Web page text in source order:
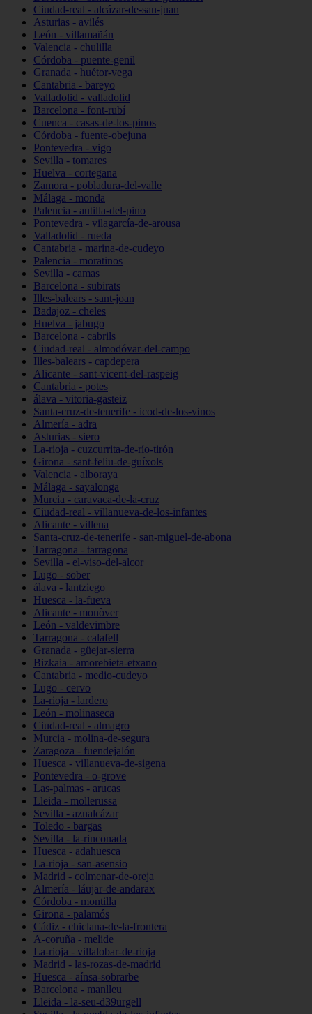
Ciudad-real - alcázar-de-san-juan
Asturias - avilés
León - villamañán
Valencia - chulilla
Córdoba - puente-genil
Granada - huétor-vega
Cantabria - bareyo
Valladolid - valladolid
Barcelona - font-rubí
Cuenca - casas-de-los-pinos
Córdoba - fuente-obejuna
Pontevedra - vigo
Sevilla - tomares
Huelva - cortegana
Zamora - pobladura-del-valle
Málaga - monda
Palencia - autilla-del-pino
Pontevedra - vilagarcía-de-arousa
Valladolid - rueda
Cantabria - marina-de-cudeyo
Palencia - moratinos
Sevilla - camas
Barcelona - subirats
Illes-balears - sant-joan
Badajoz - cheles
Huelva - jabugo
Barcelona - cabrils
Ciudad-real - almodóvar-del-campo
Illes-balears - capdepera
Alicante - sant-vicent-del-raspeig
Cantabria - potes
álava - vitoria-gasteiz
Santa-cruz-de-tenerife - icod-de-los-vinos
Almería - adra
Asturias - siero
La-rioja - cuzcurrita-de-río-tirón
Girona - sant-feliu-de-guíxols
Valencia - alboraya
Málaga - sayalonga
Murcia - caravaca-de-la-cruz
Ciudad-real - villanueva-de-los-infantes
Alicante - villena
Santa-cruz-de-tenerife - san-miguel-de-abona
Tarragona - tarragona
Sevilla - el-viso-del-alcor
Lugo - sober
álava - lantziego
Huesca - la-fueva
Alicante - monòver
León - valdevimbre
Tarragona - calafell
Granada - güejar-sierra
Bizkaia - amorebieta-etxano
Cantabria - medio-cudeyo
Lugo - cervo
La-rioja - lardero
León - molinaseca
Ciudad-real - almagro
Murcia - molina-de-segura
Zaragoza - fuendejalón
Huesca - villanueva-de-sigena
Pontevedra - o-grove
Las-palmas - arucas
Lleida - mollerussa
Sevilla - aznalcázar
Toledo - bargas
Sevilla - la-rinconada
Huesca - adahuesca
La-rioja - san-asensio
Madrid - colmenar-de-oreja
Almería - láujar-de-andarax
Córdoba - montilla
Girona - palamós
Cádiz - chiclana-de-la-frontera
A-coruña - melide
La-rioja - villalobar-de-rioja
Madrid - las-rozas-de-madrid
Huesca - aínsa-sobrarbe
Barcelona - manlleu
Lleida - la-seu-d39urgell